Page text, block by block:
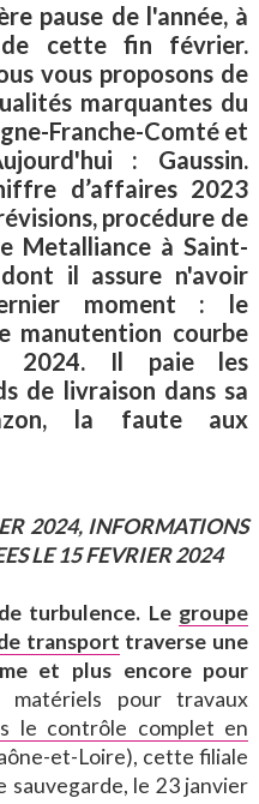
pause de l'année, à
de cette fin février.
vous proposons de
marquantes du
Franche-Comté et
: Gaussin.
d’affaires 2023
procédure de
Metalliance à Saint-
il assure n'avoir
moment : le
manutention courbe
2024. Il paie les
de livraison dans sa
la faute aux
2024, INFORMATIONS
LE 15 FEVRIER 2024
turbulence. Le groupe
transport traverse une
et plus encore pour
pour travaux
le contrôle complet en
et-Loire), cette filiale
sauvegarde, le 23 janvier